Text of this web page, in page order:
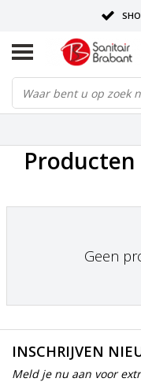
LEVERING
Geen
INSCHRIJVEN
Meld je nu aan voor